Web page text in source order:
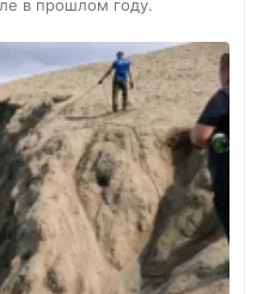
в прошлом году.